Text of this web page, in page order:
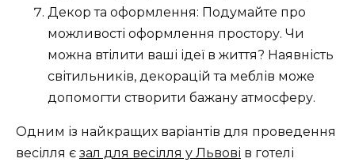
Декор та оформлення: Подумайте про
можливості оформлення простору. Чи
можна втілити ваші ідеї в життя? Наявність
світильників, декорацій та меблів може
допомогти створити бажану атмосферу.
Одним із найкращих варіантів для проведення
весілля є зал для весілля у Львові в готелі